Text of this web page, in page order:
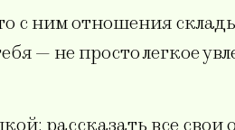
с ним отношения
— не просто легкое
рассказать все